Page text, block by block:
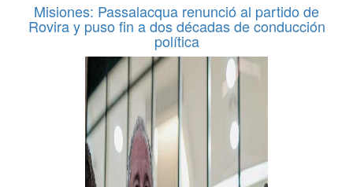
Misiones: Passalacqua renunció al partido de
Rovira y puso fin a dos décadas de conducción
política